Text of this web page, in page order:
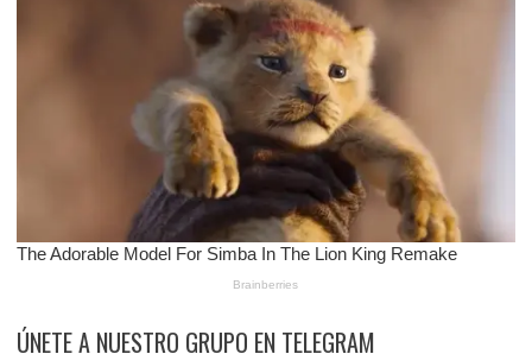
ÚNETE A NUESTRO GRUPO EN TELEGRAM